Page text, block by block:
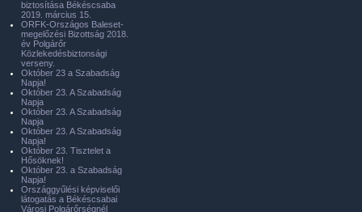
biztosítása Békéscsaba
2019. március 15.
ORFK-Országos Baleset-
megelőzési Bizottság 2018.
év Polgárőr
Közlekedésbiztonsági
verseny.
Október 23 a Szabadság
Napja!
Október 23. A Szabadság
Napja
Október 23. A Szabadság
Napja
Október 23. A Szabadság
Napja!
Október 23. Tisztelet a
Hősöknek!
Október 23. a Szabadság
Napja!
Országgyűlési képviselői
látogatás a Békéscsabai
Városi Polgárőrségnél